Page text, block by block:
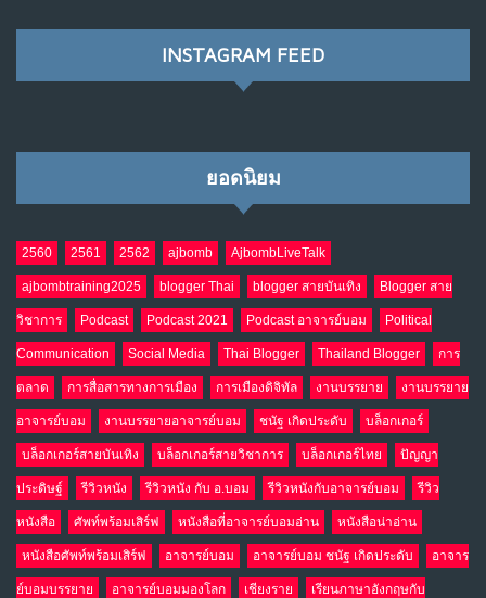
NO COMMENTS
เมื่อโลกออนไลน์ กลายเป็น“ศาลเตี้ย”
9
NO COMMENTS
10 อินโดนีเซีย กับเกมอำนาจที่มองไม่เห็น
เม.ย. 19, 2026
NO COMMENTS
INSTAGRAM FEED
ยอดนิยม
2560 2561 2562 ajbomb AjbombLiveTalk
ajbombtraining2025 blogger Thai blogger สายบันเทิง Blogger สาย
วิชาการ Podcast Podcast 2021 Podcast อาจารย์บอม Political
Communication Social Media Thai Blogger Thailand Blogger การ
ตลาด การสื่อสารทางการเมือง การเมืองดิจิทัล งานบรรยาย งานบรรยาย
อาจารย์บอม งานบรรยายอาจารย์บอม ชนัฐ เกิดประดับ บล็อกเกอร์
บล็อกเกอร์สายบันเทิง บล็อกเกอร์สายวิชาการ บล็อกเกอร์ไทย ปัญญา
ประดิษฐ์ รีวิวหนัง รีวิวหนัง กับ อ.บอม รีวิวหนังกับอาจารย์บอม รีวิว
หนังสือ ศัพท์พร้อมเสิร์ฟ หนังสือที่อาจารย์บอมอ่าน หนังสือน่าอ่าน
หนังสือศัพท์พร้อมเสิร์ฟ อาจารย์บอม อาจารย์บอม ชนัฐ เกิดประดับ อาจาร
ย์บอมบรรยาย อาจารย์บอมมองโลก เชียงราย เรียนภาษาอังกฤษกับ